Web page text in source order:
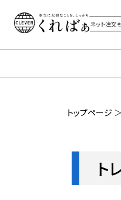
ネット注文
トップページ ＞
ト